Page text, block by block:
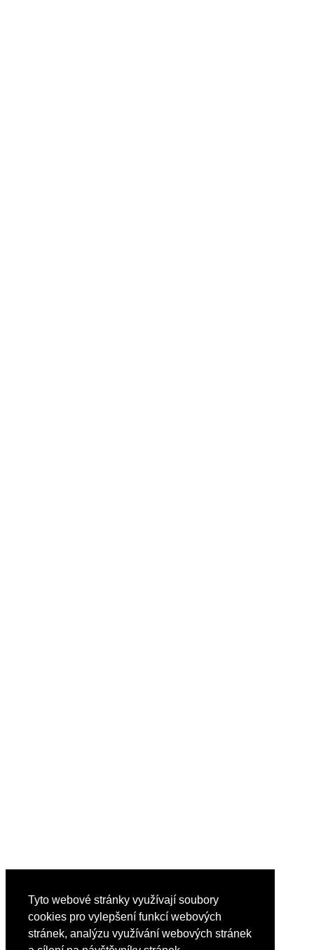
Tyto webové stránky využívají soubory
cookies pro vylepšení funkcí webových
stránek, analýzu využívání webových stránek